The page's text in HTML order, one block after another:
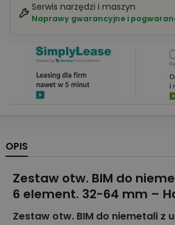
Serwis narzędzi i maszyn
Naprawy gwarancyjne i
OPIS
Zestaw otw. BIM do
6 element. 32-64 mm –
Zestaw otw. BIM do niemetali z